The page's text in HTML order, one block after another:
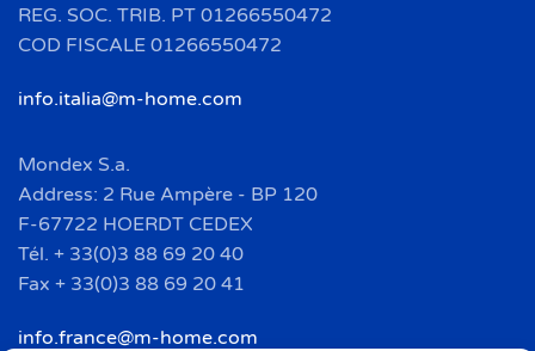
REG. SOC. TRIB. PT 01266550472
COD FISCALE 01266550472
info.italia@m-home.com
Mondex S.a.
Address: 2 Rue Ampère - BP 120
F-67722 HOERDT CEDEX
Tél. + 33(0)3 88 69 20 40
Fax + 33(0)3 88 69 20 41
info.france@m-home.com